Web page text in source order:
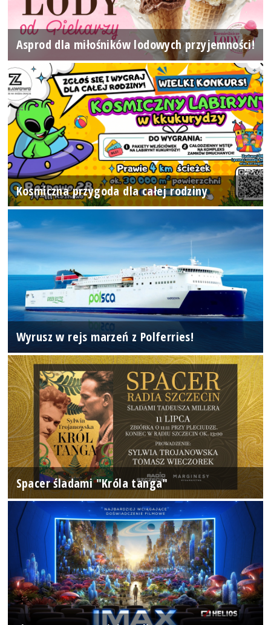
Asprod dla miłośników lodowych przyjemności!
Kosmiczna przygoda dla całej rodziny
Wyrusz w rejs marzeń z Polferries!
Spacer śladami "Króla tanga"